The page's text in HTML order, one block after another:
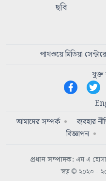
ছবি
পাথওয়ে মিডিয়া
যুক্ত
আমাদের সম্পর্ক
ব্যবহার
বিজ্ঞাপন
প্রধান সম্পাদক: এম এ
স্বত্ব © ২০২৩ -